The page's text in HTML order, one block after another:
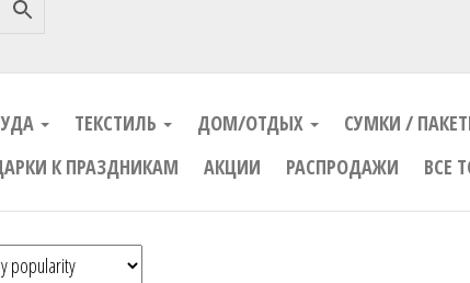
ТЕКСТИЛЬ ДОМ/ОТДЫХ
СУМКИ /
К ПРАЗДНИКАМ АКЦИИ РАСПРОДАЖИ ВСЕ